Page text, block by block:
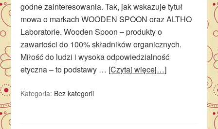
godne zainteresowania. Tak, jak wskazuje tytuł
mowa o markach WOODEN SPOON oraz ALTHO
Laboratorie. Wooden Spoon – produkty o
zawartości do 100% składników organicznych.
Miłość do ludzi i wysoka odpowiedzialność
etyczna – to podstawy … [Czytaj więcej…]
Kategoria: Bez kategorii